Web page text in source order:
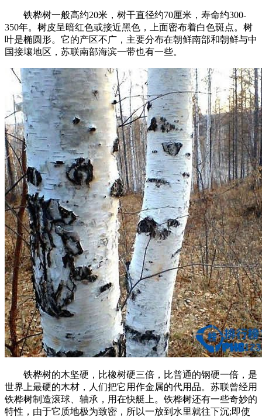
铁桦树一般高约20米，树干直径约70厘米，寿命约300-
350年。树皮呈暗红色或接近黑色，上面密布着白色斑点。树
叶是椭圆形。它的产区不广，主要分布在朝鲜南部和朝鲜与中
国接壤地区，苏联南部海滨一带也有一些。
铁桦树的木坚硬，比橡树硬三倍，比普通的钢硬一倍，是
世界上最硬的木材，人们把它用作金属的代用品。苏联曾经用
铁桦树制造滚球、轴承，用在快艇上。铁桦树还有一些奇妙的
特性，由于它质地极为致密，所以一放到水里就往下沉;即使